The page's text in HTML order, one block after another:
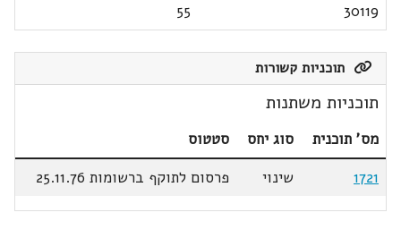
30119
55
תוכניות קשורות
תוכניות משתנות
מס' תוכנית סוג יחס
סטטוס
1721
שינוי פרסום לתוקף ברשומות 25.11.76